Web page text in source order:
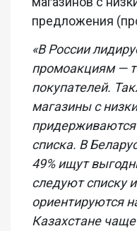
предложения
«В России
промоакциям —
покупателей.
магазины с
придерживаются
списка. В
49% ищут
следуют списку
ориентируются
Казахстане